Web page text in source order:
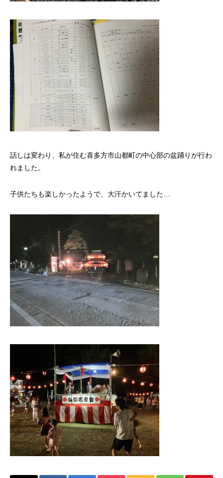
話しは変わり、私が住む喜多方市山都町の中心部の盆踊りが行わ
れました。
子供たちも楽しかったようで、大汗かいてました…